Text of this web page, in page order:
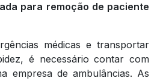
para remoção de paciente
médicas e transportar
é necessário contar com
empresa de ambulâncias. As